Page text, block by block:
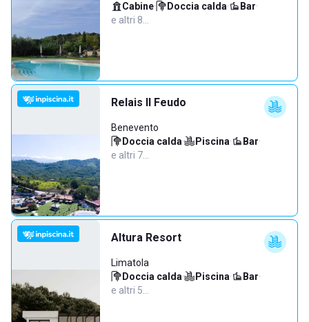
Cabine· Doccia calda· Bar·
e altri 8…
Relais Il Feudo
Benevento
Doccia calda· Piscina· Bar·
e altri 7…
Altura Resort
Limatola
Doccia calda· Piscina· Bar·
e altri 5…